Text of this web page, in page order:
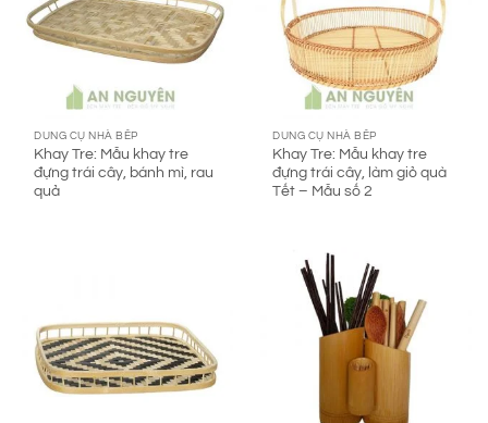
DUNG CỤ NHÀ BẾP
Khay Tre: Mẫu khay tre
đựng trái cây, bánh mì, rau
quả
DUNG CỤ NHÀ BẾP
Khay Tre: Mẫu khay tre
đựng trái cây, làm giỏ quà
Tết – Mẫu số 2